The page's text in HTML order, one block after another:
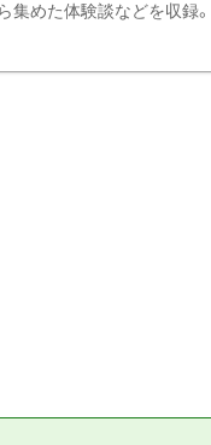
めた体験談などを収録